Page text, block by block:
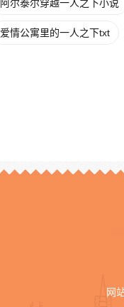
阿尔泰尔穿越一人之下小说
爱情公寓里的一人之下txt
网